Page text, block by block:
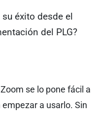
éxito desde el
del PLG?
Zoom se lo pone fácil a
a usarlo. Sin